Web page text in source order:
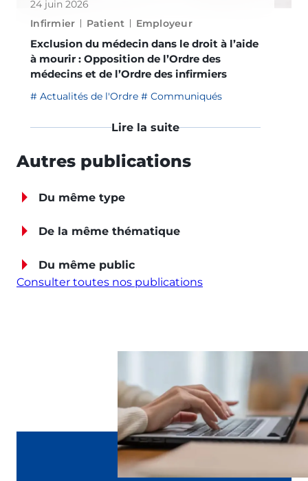
24 juin 2026
Infirmier
Patient Employeur
Exclusion du médecin dans le droit à l’aide
à mourir : Opposition de l’Ordre des
médecins et de l’Ordre des infirmiers
Actualités de l'Ordre Communiqués
Lire la suite
Autres publications
Du même type
De la même thématique
Du même public
Consulter toutes nos publications